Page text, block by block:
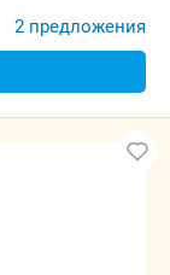
2 предложения